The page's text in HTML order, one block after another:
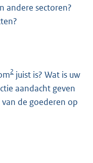
andere sectoren?
2 juist is? Wat is uw
aandacht geven
de goederen op